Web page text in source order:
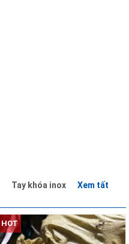
Tay khóa inox
Xem tất
HOT